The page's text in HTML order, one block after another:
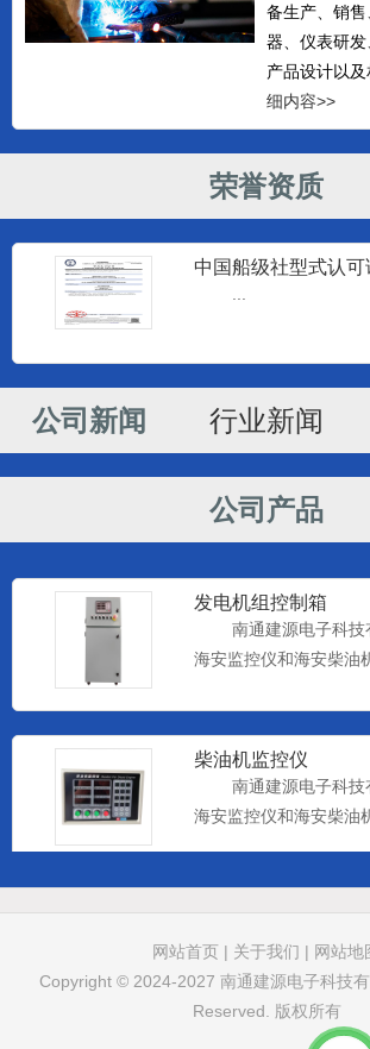
备生产、销
器、仪表研
产品设计以
细内容>>
荣誉资质
中国船级社型式认可
...
公司新闻 行业新闻
公司产品
监控仪器
监控仪器
海安监控仪和海安柴油
发电机组控制箱
南通建源电子科技
海安监控仪和海安柴油
柴油机监控仪
南通建源电子科技
海安监控仪和海安柴油
远控仪表
海安监控仪和海安柴油
网站首页 | 关于我们 | 网站地
Copyright © 2024-2027 南通建源电子科技
Reserved. 版权所有